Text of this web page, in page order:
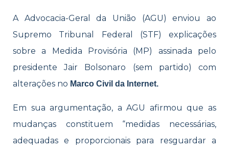
A Advocacia-Geral da União (AGU) enviou ao
Supremo Tribunal Federal (STF) explicações
sobre a Medida Provisória (MP) assinada pelo
presidente Jair Bolsonaro (sem partido) com
alterações no Marco Civil da Internet.
Em sua argumentação, a AGU afirmou que as
mudanças constituem “medidas necessárias,
adequadas e proporcionais para resguardar a